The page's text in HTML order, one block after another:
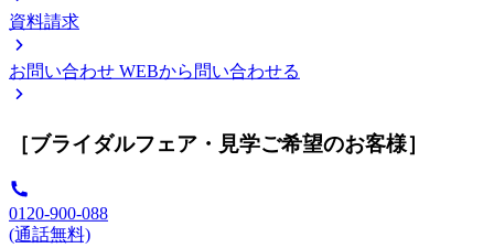
資料請求
お問い合わせ WEBから問い合わせる
［ブライダルフェア・見学ご希望のお客様］
0120-900-088
(通話無料)